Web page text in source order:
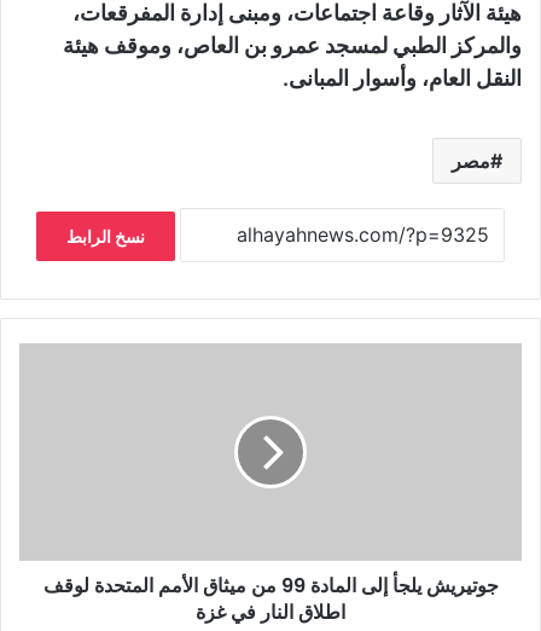
هيئة الآثار وقاعة اجتماعات، ومبنى إدارة المفرقعات،
والمركز الطبي لمسجد عمرو بن العاص، وموقف هيئة
النقل العام، وأسوار المبانى.
مصر
نسخ الرابط
جوتيريش يلجأ إلى المادة 99 من ميثاق الأمم المتحدة لوقف
اطلاق النار في غزة